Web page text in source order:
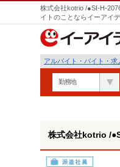
株式会社kotrio /●SI-H-
イトのことならイーアイ
アルバイト・バイト・求
勤務地
株式会社kotrio /